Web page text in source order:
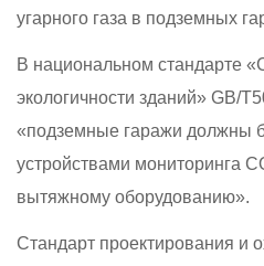
угарного газа в подземных
В национальном стандарте
экологичности зданий» GB/
«подземные гаражи должны
устройствами мониторинга
вытяжному оборудованию».
Стандарт проектирования и